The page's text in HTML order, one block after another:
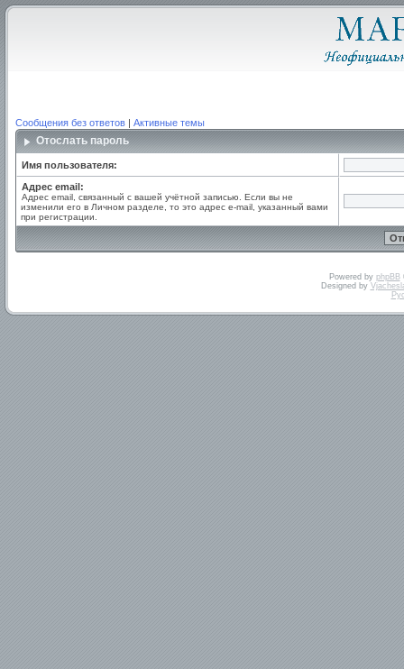
Сообщения без ответов | Активные темы
Отослать пароль
Имя пользователя:
Адрес email:
Адрес email, связанный с вашей учётной записью. Если вы не
изменили его в Личном разделе, то это адрес e-mail, указанный вами
при регистрации.
Powered by phpBB
Designed by